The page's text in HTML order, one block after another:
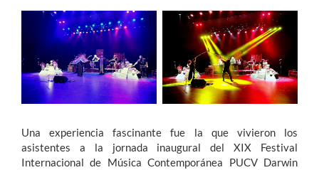
English
Una experiencia fascinante fue la que vivieron los
asistentes a la jornada inaugural del XIX Festival
Internacional de Música Contemporánea PUCV Darwin